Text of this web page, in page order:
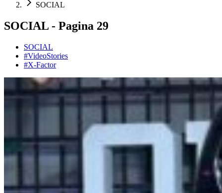
SOCIAL
SOCIAL - Pagina 29
SOCIAL
#VideoStories
#X-Factor